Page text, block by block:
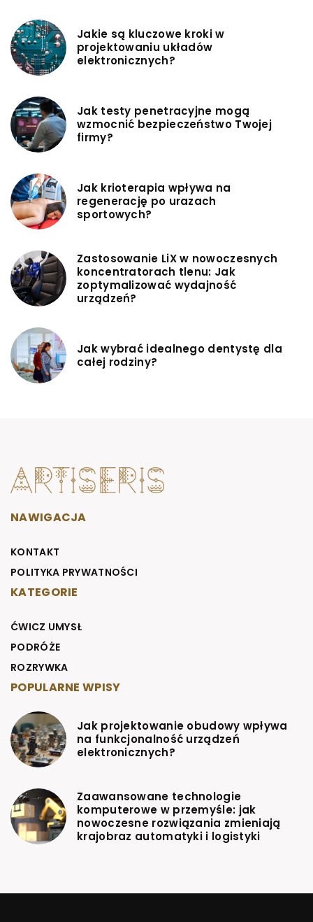
Jakie są kluczowe kroki w
projektowaniu układów
elektronicznych?
Jak testy penetracyjne mogą
wzmocnić bezpieczeństwo Twojej
firmy?
Jak krioterapia wpływa na
regenerację po urazach
sportowych?
Zastosowanie LiX w nowoczesnych
koncentratorach tlenu: Jak
zoptymalizować wydajność
urządzeń?
Jak wybrać idealnego dentystę dla
całej rodziny?
NAWIGACJA
KONTAKT
POLITYKA PRYWATNOŚCI
KATEGORIE
ĆWICZ UMYSŁ
PODRÓŻE
ROZRYWKA
POPULARNE WPISY
Jak projektowanie obudowy wpływa
na funkcjonalność urządzeń
elektronicznych?
Zaawansowane technologie
komputerowe w przemyśle: jak
nowoczesne rozwiązania zmieniają
krajobraz automatyki i logistyki